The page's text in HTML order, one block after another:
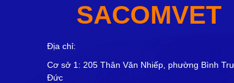
SACOMVET
Địa chỉ:
Cơ sở 1: 205 Thân Văn Nhiếp, phường Bình
Đức